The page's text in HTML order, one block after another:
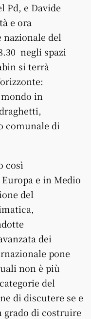
Pd, e Davide
e ora
del
negli spazi
si terrà
in
comunale di
così
e in Medio
del
dei
pone
non è più
del
di discutere se e
di costruire